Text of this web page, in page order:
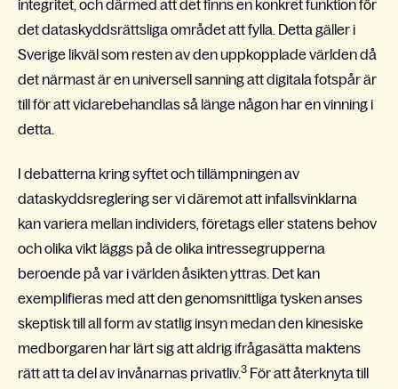
integritet, och därmed att det finns en konkret funktion för
det dataskyddsrättsliga området att fylla. Detta gäller i
Sverige likväl som resten av den uppkopplade världen då
det närmast är en universell sanning att digitala fotspår är
till för att vidarebehandlas så länge någon har en vinning i
detta.
I debatterna kring syftet och tillämpningen av
dataskyddsreglering ser vi däremot att infallsvinklarna
kan variera mellan individers, företags eller statens behov
och olika vikt läggs på de olika intressegrupperna
beroende på var i världen åsikten yttras. Det kan
exemplifieras med att den genomsnittliga tysken anses
skeptisk till all form av statlig insyn medan den kinesiske
medborgaren har lärt sig att aldrig ifrågasätta maktens
rätt att ta del av invånarnas privatliv.3 För att återknyta till